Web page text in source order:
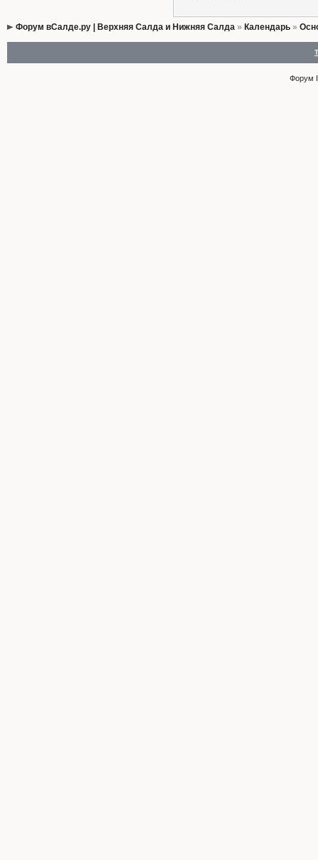
Форум вСалде.ру | Верхняя Салда и Нижняя Салда» Календарь»
Форум